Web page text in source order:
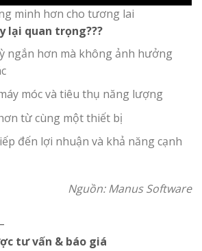
minh hơn cho tương lai
lại quan trọng???
ngắn hơn mà không ảnh hưởng
móc và tiêu thụ năng lượng
từ cùng một thiết bị
đến lợi nhuận và khả năng cạnh
Nguồn: Manus Software
tư vấn & báo giá